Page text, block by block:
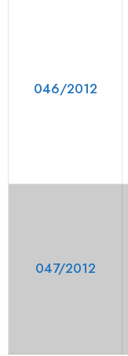
046/2012
047/2012